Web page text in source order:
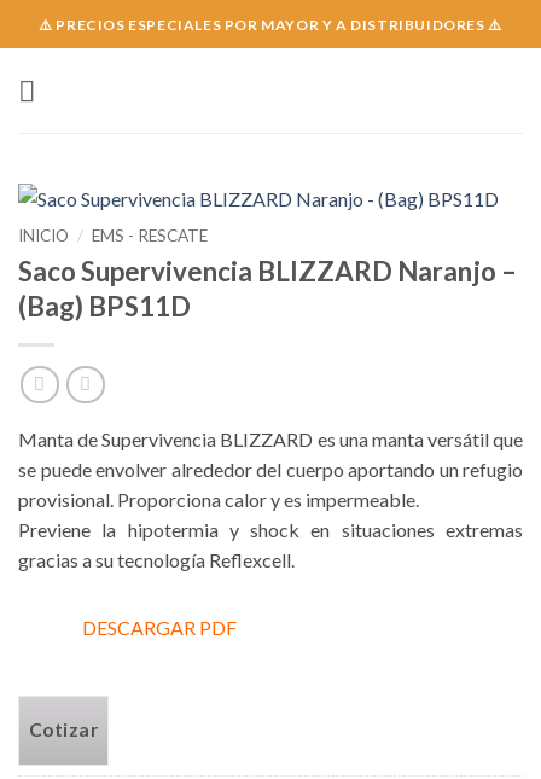
to
⚠️ PRECIOS ESPECIALES POR MAYOR Y A DISTRIBUIDORES ⚠️
INICIO / EMS - RESCATE
Saco Supervivencia BLIZZARD Naranjo –
(Bag) BPS11D
Manta de Supervivencia BLIZZARD es una manta versátil que
se puede envolver alrededor del cuerpo aportando un refugio
provisional. Proporciona calor y es impermeable.
Previene la hipotermia y shock en situaciones extremas
gracias a su tecnología Reflexcell.
DESCARGAR PDF
Cotizar